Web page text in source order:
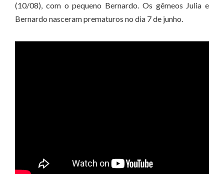
(10/08), com o pequeno Bernardo. Os gêmeos Julia e
Bernardo nasceram prematuros no dia 7 de junho.